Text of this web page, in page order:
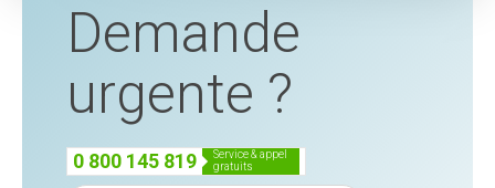
Demande
urgente ?
0 800 145 819
service & appel
gratuits